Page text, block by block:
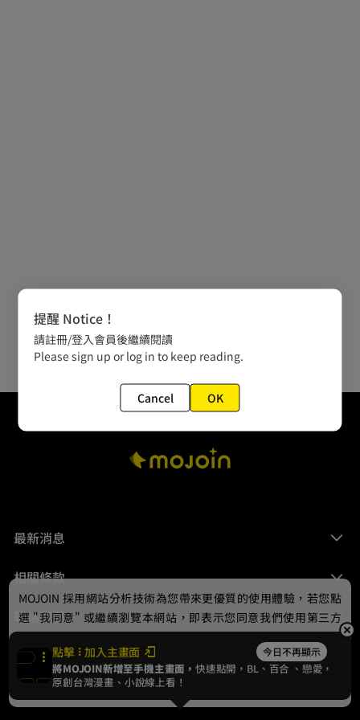
最新消息
相關條款
聯絡我們
© 2024 gamania Digital Entertainment Co., Ltd.
點擊 加入主畫面 今日不再顯示
將MOJOIN新增至手機主畫面，快速點開，BL、 百合 、戀愛，
原創台灣漫畫、小說線上看！
MOJOIN 採用網站分析技術為您帶來更優質的使用體驗，若您點
選 "我同意" 或繼續瀏覽本網站，即表示您同意我們使用第三方
Cookie，欲瞭解更多資訊請見隱私權政策。
我同意
提醒 Notice！
請註冊/登入會員後繼續閱讀
Please sign up or log in to keep reading.
Cancel OK